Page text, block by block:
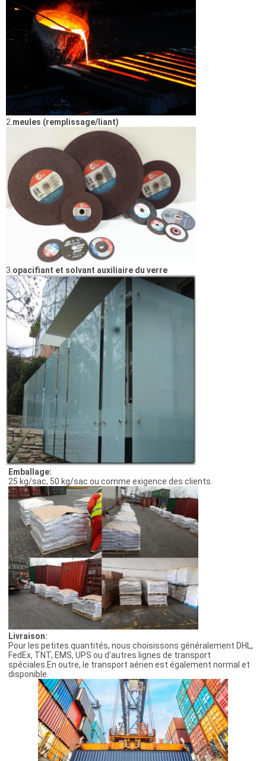
2. meules (remplissage/liant)
3. opacifiant et solvant auxiliaire du verre
Emballage:
25 kg/sac, 50 kg/sac ou comme exigence des clients.
Livraison:
Pour les petites quantités, nous choisissons généralement DHL,
FedEx, TNT, EMS, UPS ou d'autres lignes de transport
spéciales.En outre, le transport aérien est également normal et
disponible.